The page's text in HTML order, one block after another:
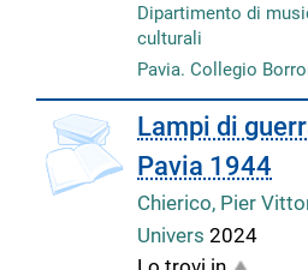
Dipartimento di
culturali
Pavia. Collegio
copertina
Lampi di
Pavia 1944
Chierico, Pier
Univers2024